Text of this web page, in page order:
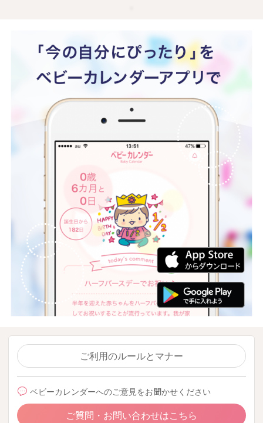
ご利用のルールとマナー
ベビーカレンダーへのご意見をお聞かせください
ご質問・お問い合わせはこちら